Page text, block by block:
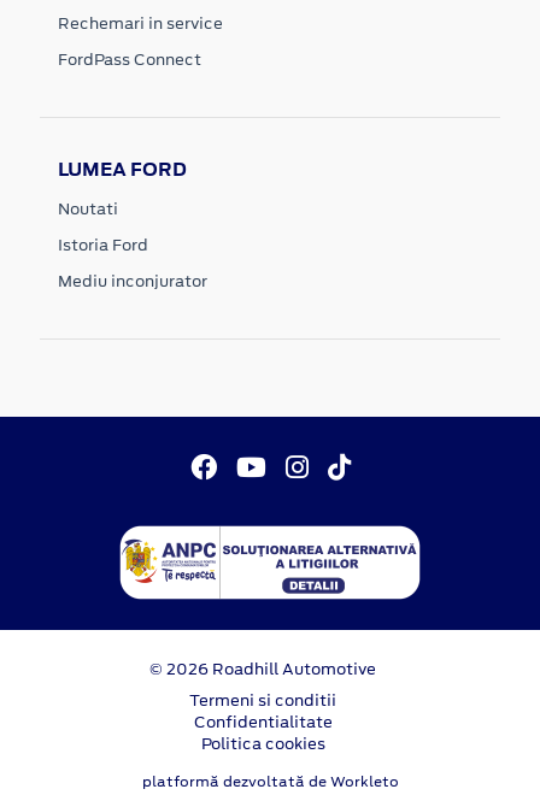
Rechemari in service
FordPass Connect
LUMEA FORD
Noutati
Istoria Ford
Mediu inconjurator
© 2026 Roadhill Automotive
Termeni si conditii
Confidentialitate
Politica cookies
platformă dezvoltată de Workleto